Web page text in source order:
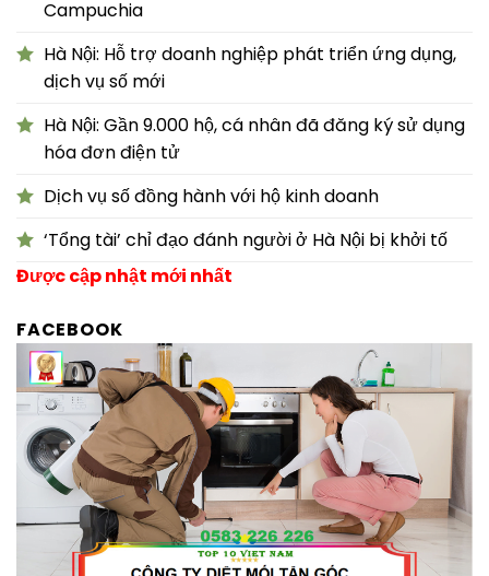
Campuchia
Hà Nội: Hỗ trợ doanh nghiệp phát triển ứng dụng,
dịch vụ số mới
Hà Nội: Gần 9.000 hộ, cá nhân đã đăng ký sử dụng
hóa đơn điện tử
Dịch vụ số đồng hành với hộ kinh doanh
‘Tổng tài’ chỉ đạo đánh người ở Hà Nội bị khởi tố
Được cập nhật mới nhất
FACEBOOK